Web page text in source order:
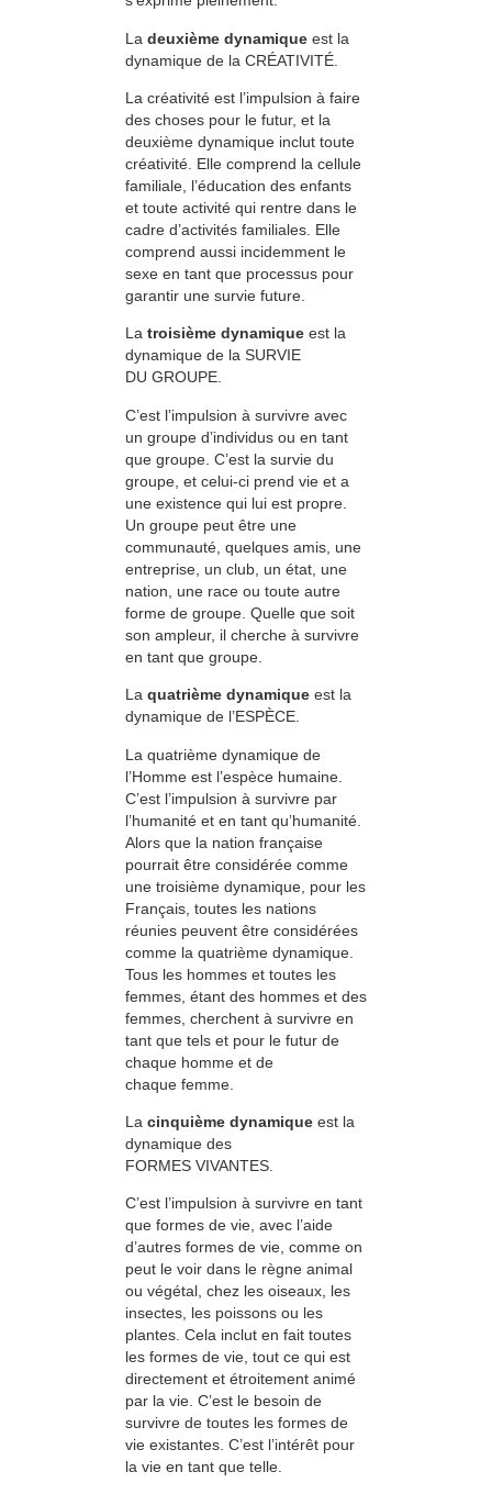
La deuxième dynamique est la
dynamique de la CRÉATIVITÉ.
La créativité est l’impulsion à faire
des choses pour le futur, et la
deuxième dynamique inclut toute
créativité. Elle comprend la cellule
familiale, l’éducation des enfants
et toute activité qui rentre dans le
cadre d’activités familiales. Elle
comprend aussi incidemment le
sexe en tant que processus pour
garantir une survie future.
La troisième dynamique est la
dynamique de la SURVIE
DU GROUPE.
C’est l’impulsion à survivre avec
un groupe d’individus ou en tant
que groupe. C’est la survie du
groupe, et celui-ci prend vie et a
une existence qui lui est propre.
Un groupe peut être une
communauté, quelques amis, une
entreprise, un club, un état, une
nation, une race ou toute autre
forme de groupe. Quelle que soit
son ampleur, il cherche à survivre
en tant que groupe.
La quatrième dynamique est la
dynamique de l’ESPÈCE.
La quatrième dynamique de
l’Homme est l’espèce humaine.
C’est l’impulsion à survivre par
l’humanité et en tant qu’humanité.
Alors que la nation française
pourrait être considérée comme
une troisième dynamique, pour les
Français, toutes les nations
réunies peuvent être considérées
comme la quatrième dynamique.
Tous les hommes et toutes les
femmes, étant des hommes et des
femmes, cherchent à survivre en
tant que tels et pour le futur de
chaque homme et de
chaque femme.
La cinquième dynamique est la
dynamique des
FORMES VIVANTES.
C’est l’impulsion à survivre en tant
que formes de vie, avec l’aide
d’autres formes de vie, comme on
peut le voir dans le règne animal
ou végétal, chez les oiseaux, les
insectes, les poissons ou les
plantes. Cela inclut en fait toutes
les formes de vie, tout ce qui est
directement et étroitement animé
par la vie. C’est le besoin de
survivre de toutes les formes de
vie existantes. C’est l’intérêt pour
la vie en tant que telle.